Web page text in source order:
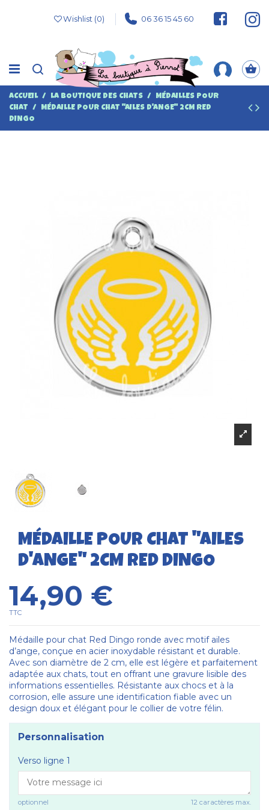
Wishlist (0) 06 36 15 45 60
ACCUEIL LA BOUTIQUE DES CHATS
MÉDAILLES POUR
CHAT
MÉDAILLE POUR CHAT "AILES D'ANGE" 2CM RED
DINGO
MÉDAILLE POUR CHAT "AILES
D'ANGE" 2CM RED DINGO
14,90 €
TTC
Médaille pour chat Red Dingo ronde avec motif ailes
d’ange, conçue en acier inoxydable résistant et durable.
Avec son diamètre de 2 cm, elle est légère et parfaitement
adaptée aux chats, tout en offrant une gravure lisible des
informations essentielles. Résistante aux chocs et à la
corrosion, elle assure une identification fiable avec un
design doux et élégant pour le collier de votre félin.
Personnalisation
Verso ligne 1
optionnel 12 caractères max.